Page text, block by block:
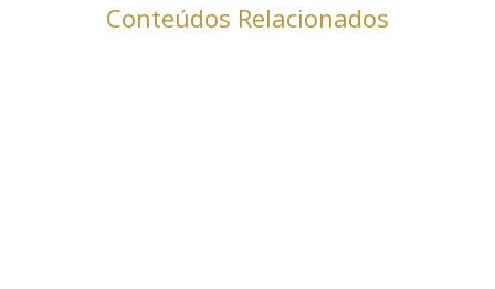
Conteúdos Relacionados